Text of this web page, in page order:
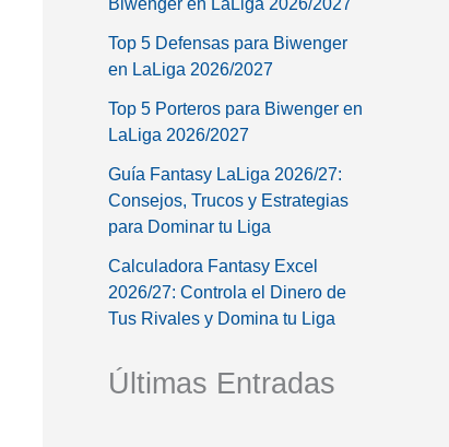
Top 5 Defensas para Biwenger
en LaLiga 2026/2027
Top 5 Porteros para Biwenger en
LaLiga 2026/2027
Guía Fantasy LaLiga 2026/27:
Consejos, Trucos y Estrategias
para Dominar tu Liga
Calculadora Fantasy Excel
2026/27: Controla el Dinero de
Tus Rivales y Domina tu Liga
Últimas Entradas